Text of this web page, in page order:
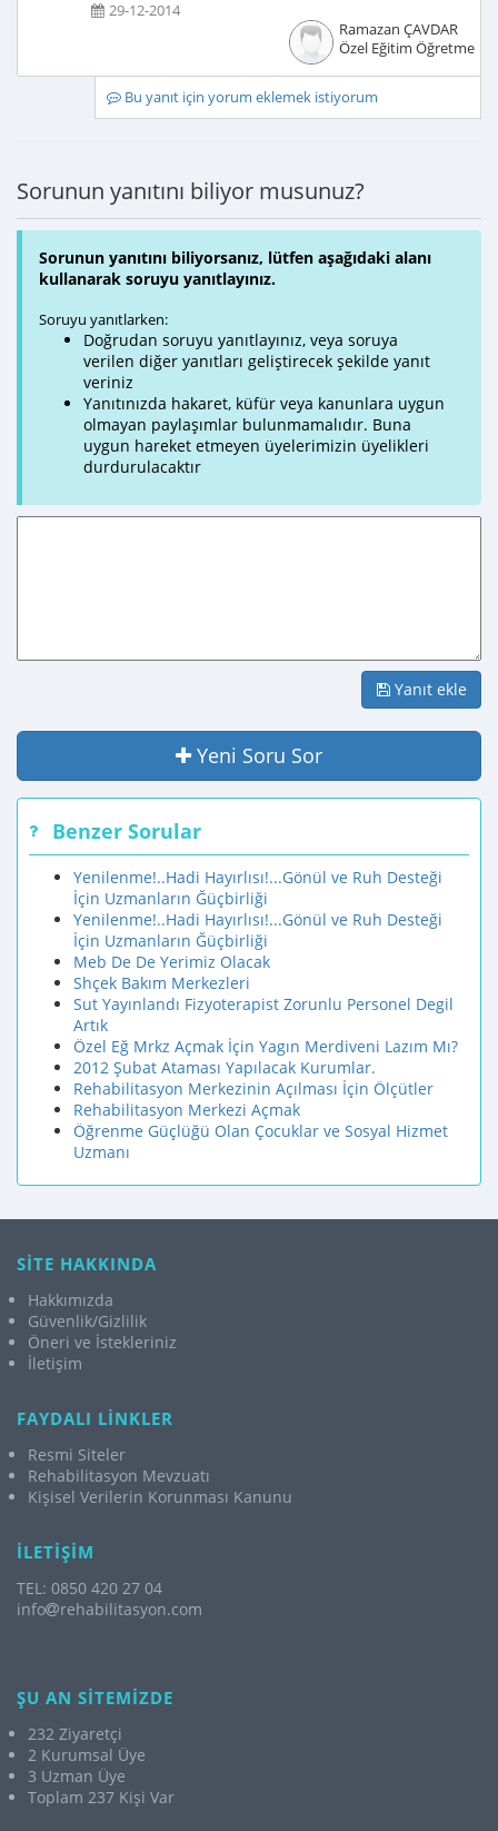
29-12-2014
Ramazan ÇAVDAR
Özel Eğitim Öğretmeni
Bu yanıt için yorum eklemek istiyorum
Sorunun yanıtını biliyor musunuz?
Sorunun yanıtını biliyorsanız, lütfen aşağıdaki alanı
kullanarak soruyu yanıtlayınız.
Soruyu yanıtlarken:
Doğrudan soruyu yanıtlayınız, veya soruya
verilen diğer yanıtları geliştirecek şekilde yanıt
veriniz
Yanıtınızda hakaret, küfür veya kanunlara uygun
olmayan paylaşımlar bulunmamalıdır. Buna
uygun hareket etmeyen üyelerimizin üyelikleri
durdurulacaktır
Yanıt ekle
Yeni Soru Sor
Benzer Sorular
Yenilenme!..Hadi Hayırlısı!...Gönül ve Ruh Desteği
İçin Uzmanların Ğüçbirliği
Yenilenme!..Hadi Hayırlısı!...Gönül ve Ruh Desteği
İçin Uzmanların Ğüçbirliği
Meb De De Yerimiz Olacak
Shçek Bakım Merkezleri
Sut Yayınlandı Fizyoterapist Zorunlu Personel Degil
Artık
Özel Eğ Mrkz Açmak İçin Yagın Merdiveni Lazım Mı?
2012 Şubat Ataması Yapılacak Kurumlar.
Rehabilitasyon Merkezinin Açılması İçin Ölçütler
Rehabilitasyon Merkezi Açmak
Öğrenme Güçlüğü Olan Çocuklar ve Sosyal Hizmet
Uzmanı
SİTE HAKKINDA
Hakkımızda
Güvenlik/Gizlilik
Öneri ve İstekleriniz
İletişim
FAYDALI LİNKLER
Resmi Siteler
Rehabilitasyon Mevzuatı
Kişisel Verilerin Korunması Kanunu
İLETİŞİM
TEL: 0850 420 27 04
info
rehabilitasyon.com
ŞU AN SİTEMİZDE
232 Ziyaretçi
2 Kurumsal Üye
3 Uzman Üye
Toplam 237 Kişi Var